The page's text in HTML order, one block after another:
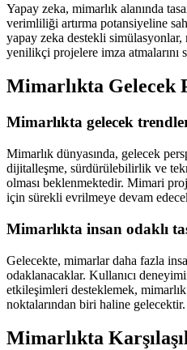
Yapay zeka, mimarlık alanında
verimliliği artırma potansiyeline
yapay zeka destekli simülasyonlar,
yenilikçi projelere imza atmalarını
Mimarlıkta Gelecek
Mimarlıkta gelecek
Mimarlık dünyasında, gelecek
dijitalleşme, sürdürülebilirlik ve
olması beklenmektedir. Mimari
için sürekli evrilmeye devam
Mimarlıkta insan odaklı
Gelecekte, mimarlar daha fazla
odaklanacaklar. Kullanıcı
etkileşimleri desteklemek,
noktalarından biri haline gelecektir.
Mimarlıkta